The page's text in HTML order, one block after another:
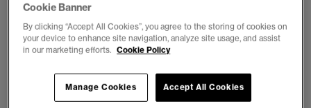
1 5
Cookie Banner
By clicking “Accept All Cookies”, you agree to the storing of cookies on
your device to enhance site navigation, analyze site usage, and assist
in our marketing efforts. Cookie Policy
Accept All Cookies
Manage Cookies